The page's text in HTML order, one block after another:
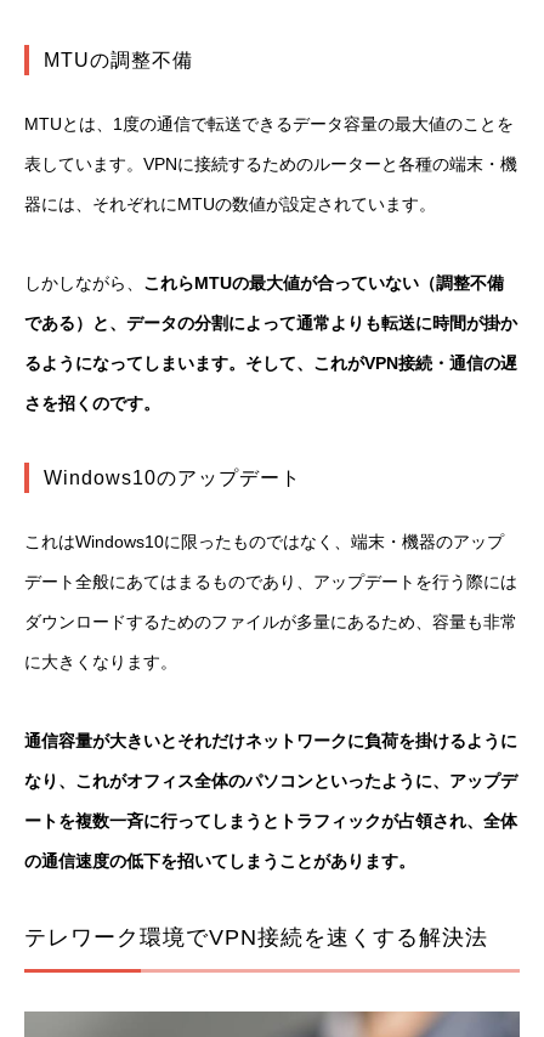
MTUの調整不備
MTUとは、1度の通信で転送できるデータ容量の最大値のことを
表しています。VPNに接続するためのルーターと各種の端末・機
器には、それぞれにMTUの数値が設定されています。
しかしながら、 これらMTUの最大値が合っていない（調整不備
である）と、データの分割によって通常よりも転送に時間が掛か
るようになってしまいます。そして、これがVPN接続・通信の遅
さを招くのです。
Windows10のアップデート
これはWindows10に限ったものではなく、端末・機器のアップ
デート全般にあてはまるものであり、アップデートを行う際には
ダウンロードするためのファイルが多量にあるため、容量も非常
に大きくなります。
通信容量が大きいとそれだけネットワークに負荷を掛けるように
なり、これがオフィス全体のパソコンといったように、アップデ
ートを複数一斉に行ってしまうとトラフィックが占領され、全体
の通信速度の低下を招いてしまうことがあります。
テレワーク環境でVPN接続を速くする解決法